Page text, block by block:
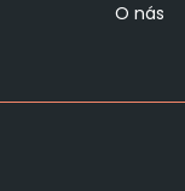
O nás